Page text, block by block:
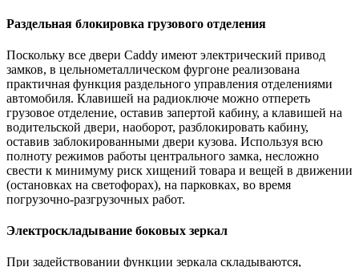
Раздельная блокировка грузового отделения
Поскольку все двери Caddy имеют электрический привод
замков, в цельнометаллическом фургоне реализована
практичная функция раздельного управления отделениями
автомобиля. Клавишей на радиоключе можно отпереть
грузовое отделение, оставив запертой кабину, а клавишей на
водительской двери, наоборот, разблокировать кабину,
оставив заблокированными двери кузова. Используя всю
полноту режимов работы центрального замка, несложно
свести к минимуму риск хищений товара и вещей в движении
(остановках на светофорах), на парковках, во время
погрузочно-разгрузочных работ.
Электроскладывание боковых зеркал
При задействовании функции зеркала складываются,